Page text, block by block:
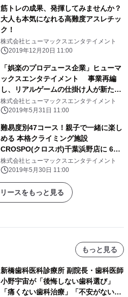
筋トレの成果、発揮してみませんか？
大人も本気になれる高難度アスレチッ
ク！
株式会社ヒューマックスエンタテイメント
2019年12月20日 11:00
「娯楽のプロデュース企業」ヒューマ
ックスエンタテイメント 事業再編
し、リアルゲームの仕掛け人が新たな
遊びの可能性を追求
株式会社ヒューマックスエンタテイメント
2019年5月31日 11:00
難易度別47コース！親子で一緒に楽し
める 本格クライミング施設
CROSPO(クロスポ)千葉浜野店に 6月
1日よりボルダリングが登場！
株式会社ヒューマックスエンタテイメント
2019年5月30日 11:00
ースをもっと見る
もっと見る
新橋歯科医科診療所 副院長・歯科医師
小野宇宙が「後悔しない歯科選び」
「痛くない歯科治療」「不安がない治